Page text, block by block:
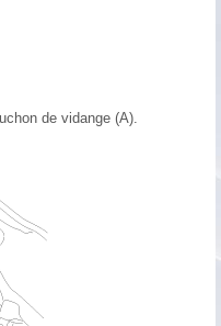
de vidange (A).